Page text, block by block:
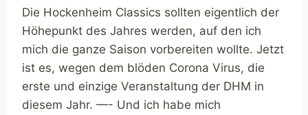
Die Hockenheim Classics sollten eigentlich der
Höhepunkt des Jahres werden, auf den ich
mich die ganze Saison vorbereiten wollte. Jetzt
ist es, wegen dem blöden Corona Virus, die
erste und einzige Veranstaltung der DHM in
diesem Jahr. —- Und ich habe mich